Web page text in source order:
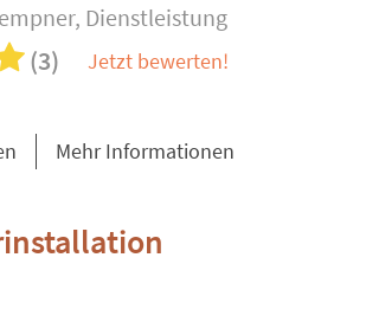
Dienstleistung
(3) Jetzt bewerten!
Mehr Informationen